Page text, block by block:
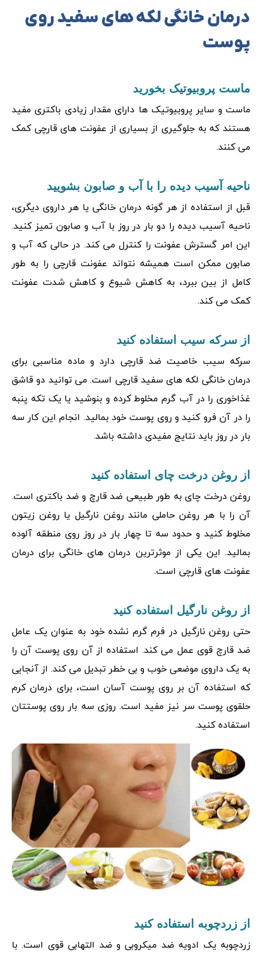
درمان خانگی لکه های سفید روی
پوست
ماست پروبیوتیک بخورید
ماست و سایر پروبیوتیک ها دارای مقدار زیادی باکتری مفید
هستند که به جلوگیری از بسیاری از عفونت های قارچی کمک
می کنند.
ناحیه آسیب دیده را با آب و صابون بشویید
قبل از استفاده از هر گونه درمان خانگی یا هر داروی دیگری،
ناحیه آسیب دیده را دو بار در روز با آب و صابون تمیز کنید.
این امر گسترش عفونت را کنترل می کند. در حالی که آب و
صابون ممکن است همیشه نتواند عفونت قارچی را به طور
کامل از بین ببرد، به کاهش شیوع و کاهش شدت عفونت
کمک می کند.
از سرکه سیب استفاده کنید
سرکه سیب خاصیت ضد قارچی دارد و ماده مناسبی برای
درمان خانگی لکه های سفید قارچی است. می توانید دو قاشق
غذاخوری را در آب گرم مخلوط کرده و بنوشید یا یک تکه پنبه
را در آن فرو کنید و روی پوست خود بمالید. انجام این کار سه
بار در روز باید نتایج مفیدی داشته باشد.
از روغن درخت چای استفاده کنید
روغن درخت چای به طور طبیعی ضد قارچ و ضد باکتری است.
آن را با هر روغن حاملی مانند روغن نارگیل یا روغن زیتون
مخلوط کنید و حدود سه تا چهار بار در روز روی منطقه آلوده
بمالید. این یکی از موثرترین درمان های خانگی برای درمان
عفونت های قارچی است.
از روغن نارگیل استفاده کنید
حتی روغن نارگیل در فرم گرم نشده خود به عنوان یک عامل
ضد قارچ قوی عمل می کند. استفاده از آن روی پوست آن را
به یک داروی موضعی خوب و بی خطر تبدیل می کند. از آنجایی
که استفاده آن بر روی پوست آسان است، برای درمان کرم
حلقوی پوست سر نیز مفید است. روزی سه بار روی پوستتان
استفاده کنید.
از زردچوبه استفاده کنید
زردچوبه یک ادویه ضد میکروبی و ضد التهابی قوی است. با